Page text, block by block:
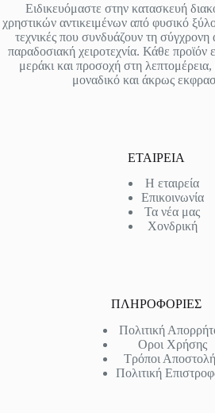
Ειδικευόμαστε στην κατασκευή
χρηστικών αντικειμένων από φυσικό
τεχνικές που συνδυάζουν τη σύγχρονη
παραδοσιακή χειροτεχνία. Κάθε προϊόν
μεράκι και προσοχή στη
μοναδικό και άκρως
ΕΤΑΙΡΕΙΑ
Η εταιρεία
Επικοινωνία
Τα νέα μας
Χονδρική
ΠΛΗΡΟΦΟΡΙΕΣ
Πολιτική
Οροι Χρήσης
Τρόποι
Πολιτική